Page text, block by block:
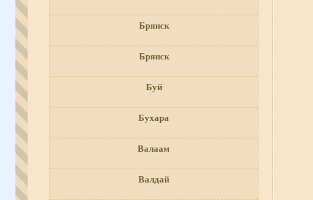
Брянск
Брянск
Буй
Бухара
Валаам
Валдай